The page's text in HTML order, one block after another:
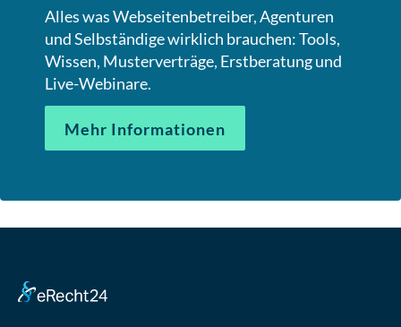
Alles was Webseitenbetreiber, Agenturen
und Selbständige wirklich brauchen: Tools,
Wissen, Musterverträge, Erstberatung und
Live-Webinare.
Mehr Informationen